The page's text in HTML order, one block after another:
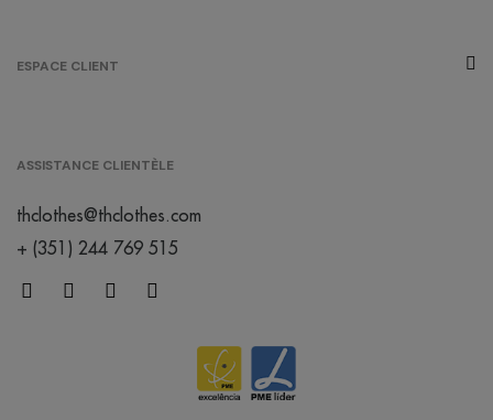
ESPACE CLIENT
ASSISTANCE CLIENTÈLE
thclothes@thclothes.com
+ (351) 244 769 515